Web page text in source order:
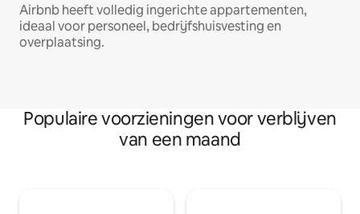
Airbnb heeft volledig ingerichte appartementen,
ideaal voor personeel, bedrijfshuisvesting en
overplaatsing.
Populaire voorzieningen voor verblijven
van een maand